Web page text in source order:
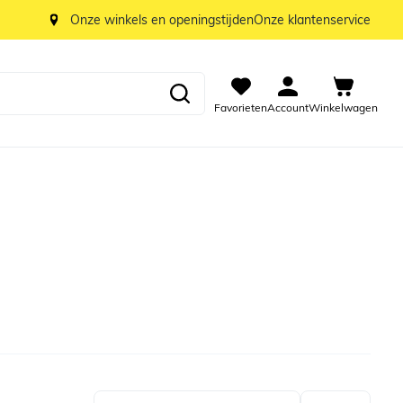
Onze winkels en openingstijdenOnze klantenservice
FavorietenAccountWinkelwagen